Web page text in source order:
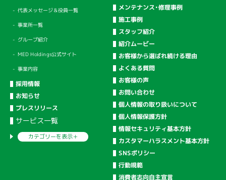
代表メッセージ＆役員一覧
事業所一覧
グループ紹介
MED Holdings公式サイト
事業内容
採用情報
お知らせ
プレスリリース
サービス一覧
カテゴリーを表示＋
メンテナンス・修理事例
施工事例
スタッフ紹介
紹介ムービー
お客様から選ばれ続ける理由
よくある質問
お客様の声
お問い合わせ
個人情報の取り扱いについて
個人情報保護方針
情報セキュリティ基本方針
カスタマーハラスメント基本方針
SNSポリシー
行動規範
消費者志向自主宣言